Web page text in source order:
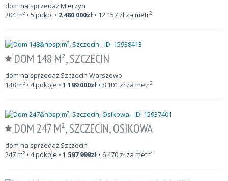
dom na sprzedaż Mierzyn
204m² • 5 pokoi • 2 480 000zł • 12 157 zł za metr2
DOM 148 M², SZCZECIN
dom na sprzedaż Szczecin Warszewo
148m² • 4 pokoje • 1 199 000zł • 8 101 zł za metr2
DOM 247 M², SZCZECIN, OSIKOWA
dom na sprzedaż Szczecin
247m² • 4 pokoje • 1 597 999zł • 6 470 zł za metr2